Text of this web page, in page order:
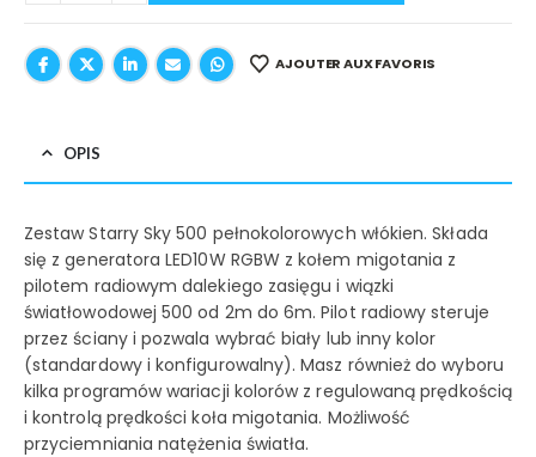
AJOUTER AUX FAVORIS
OPIS
Zestaw Starry Sky 500 pełnokolorowych włókien. Składa
się z generatora LED10W RGBW z kołem migotania z
pilotem radiowym dalekiego zasięgu i wiązki
światłowodowej 500 od 2m do 6m. Pilot radiowy steruje
przez ściany i pozwala wybrać biały lub inny kolor
(standardowy i konfigurowalny). Masz również do wyboru
kilka programów wariacji kolorów z regulowaną prędkością
i kontrolą prędkości koła migotania. Możliwość
przyciemniania natężenia światła.